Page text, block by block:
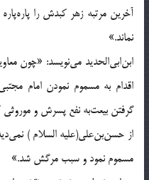
آخرين مرتبه زهر كبدش را
نماند.»
ابن‌ابى‌الحديد مى‌نويسد: «چون
اقدام به مسموم نمودن امام
گرفتن بيعت‌به نفع پسرش و
از حسن‌بن‌على(علیه السلام )‌
مسموم نمود و سبب مرگش شد.»